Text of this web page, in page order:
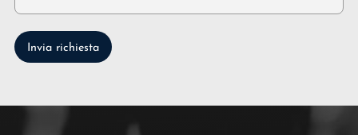
Invia richiesta